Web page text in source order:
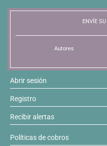
Resúmenes de ENVÍE
Autores
Abrir sesión
Registro
Recibir alertas
Políticas de cobros